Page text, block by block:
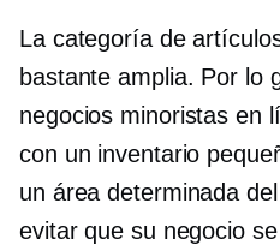
La categoría de
bastante amplia. Por lo
negocios minoristas en
con un inventario
un área determinada
evitar que su negocio